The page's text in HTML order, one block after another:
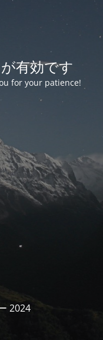
有効です
for your patience!
2024